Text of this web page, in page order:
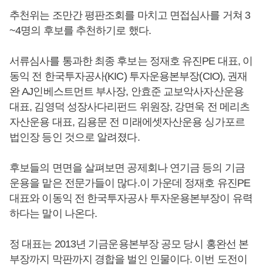
추천위는 조만간 평판조회를 마치고 면접심사를 거쳐 3
~4명의 후보를 추천하기로 했다.
서류심사를 통과한 최종 후보는 정재호 유진PE 대표, 이
동익 전 한국투자공사(KIC) 투자운용본부장(CIO), 권재
완 AJ인베스트먼트 부사장, 안효준 교보악사자산운용
대표, 김영덕 성장사다리펀드 위원장, 강면욱 전 메리츠
자산운용 대표, 김용문 전 미래에셋자산운용 싱가포르
법인장 등인 것으로 알려졌다.
후보들의 면면을 살펴보면 공제회나 연기금 등의 기금
운용을 맡은 전문가들이 많다.이 가운데 정재호 유진PE
대표와 이동익 전 한국투자공사 투자운용본부장이 유력
하다는 말이 나온다.
정 대표는 2013년 기금운용본부장 공모 당시 홍완선 본
부장까지 막판까지 경합을 벌인 인물이다. 이번 도전이